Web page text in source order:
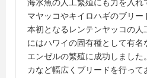
海水魚の人工繁殖にも力を入れ
マヤッコやキイロハギのブリー
本初となるレンテンヤッコの
にはハワイの固有種として有名
エンゼルの繁殖に成功しまし
カなど幅広くブリードを行っ